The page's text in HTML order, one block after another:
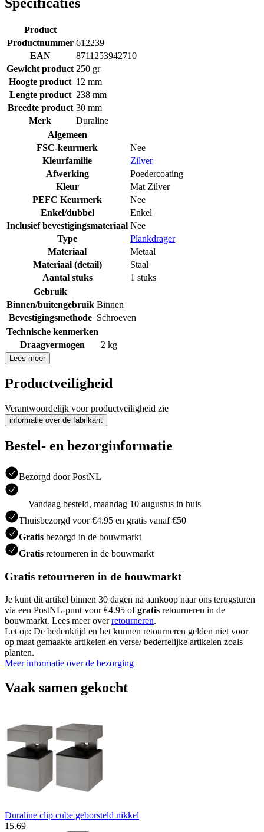
Product
Productnummer 612239
EAN
8711253942710
Gewicht product 250 gr
Hoogte product 12 mm
Lengte product 238 mm
Breedte product 30 mm
Merk
Duraline
Algemeen
FSC-keurmerk
Nee
Kleurfamilie
Zilver
Afwerking
Poedercoating
Kleur
Mat Zilver
PEFC Keurmerk
Nee
Enkel/dubbel
Enkel
Inclusief bevestigingsmateriaal Nee
Type
Plankdrager
Materiaal
Metaal
Materiaal (detail)
Staal
Aantal stuks
1 stuks
Gebruik
Binnen/buitengebruik Binnen
Bevestigingsmethode Schroeven
Technische kenmerken
Draagvermogen
2 kg
Lees meer
Productveiligheid
Verantwoordelijk voor productveiligheid zie
informatie over de fabrikant
Bestel- en bezorginformatie
Bezorgd door PostNL
Vandaag besteld, maandag 10 augustus in huis
Thuisbezorgd voor €4.95 en gratis vanaf €50
Gratis bezorgd in de bouwmarkt
Gratis retourneren in de bouwmarkt
Gratis retourneren in de bouwmarkt
Je kunt dit artikel binnen 30 dagen na aankoop naar ons terugsturen
via een PostNL-punt voor €4.95 ofgratis retourneren in de
bouwmarkt. Lees meer overretourneren.
Let op: De bedenktijd en het kunnen retourneren gelden niet voor
op maat gemaakte artikelen en verse/ bederfelijke artikelen zoals
planten.
Meer informatie over de bezorging
Vaak samen gekocht
Duraline clip cube geborsteld nikkel
15.69